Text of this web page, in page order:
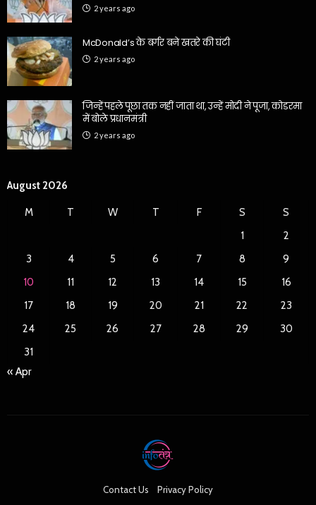
2 years ago
McDonald’s के बर्गर बने खतरे की घंटी
2 years ago
जिन्हें पहले पूछा तक नहीं जाता था, उन्हें मोदी ने पूजा, कोडरमा
में बोले प्रधानमंत्री
2 years ago
August 2026
M T W T F S
S
1
2
3
4 5 6 7 8
9
10
11 12 13 14 15
16
17
18 19 20 21 22
23
24
25 26 27 28 29
30
31
« Apr
Contact Us Privacy Policy